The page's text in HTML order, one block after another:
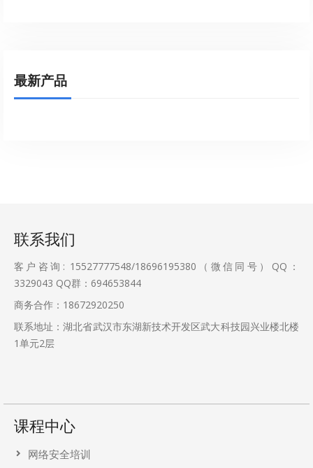
最新产品
联系我们
客户咨询: 15527777548/18696195380（微信同号）QQ：
3329043 QQ群：694653844
商务合作：18672920250
联系地址：湖北省武汉市东湖新技术开发区武大科技园兴业楼北楼
1单元2层
课程中心
网络安全培训